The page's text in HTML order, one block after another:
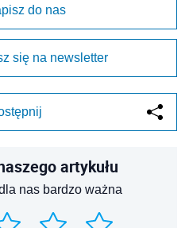
do nas
się na newsletter
artykułu
nas bardzo ważna